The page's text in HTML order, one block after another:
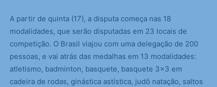
A partir de quinta (17), a disputa começa nas 18
modalidades, que serão disputadas em 23 locais de
competição. O Brasil viajou com uma delegação de 200
pessoas, e vai atrás das medalhas em 13 modalidades:
atletismo, badminton, basquete, basquete 3×3 em
cadeira de rodas, ginástica astística, judô natação, saltos